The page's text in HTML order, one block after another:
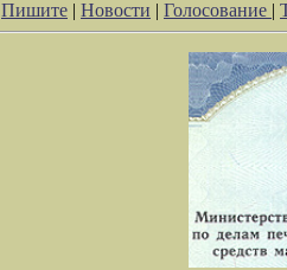
Пишите | Новости | Голосование |